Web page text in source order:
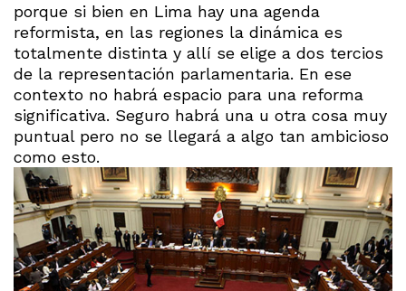
porque si bien en Lima hay una agenda
reformista, en las regiones la dinámica es
totalmente distinta y allí se elige a dos tercios
de la representación parlamentaria. En ese
contexto no habrá espacio para una reforma
significativa. Seguro habrá una u otra cosa muy
puntual pero no se llegará a algo tan ambicioso
como esto.